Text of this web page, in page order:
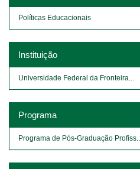
Políticas Educacionais
Instituição
Universidade Federal da Fronteira...
Programa
Programa de Pós-Graduação Profiss...